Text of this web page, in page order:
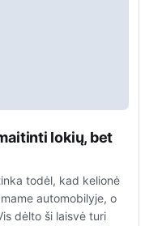
lokių, bet
todėl, kad kelionė
automobilyje, o
dėlto ši laisvė turi